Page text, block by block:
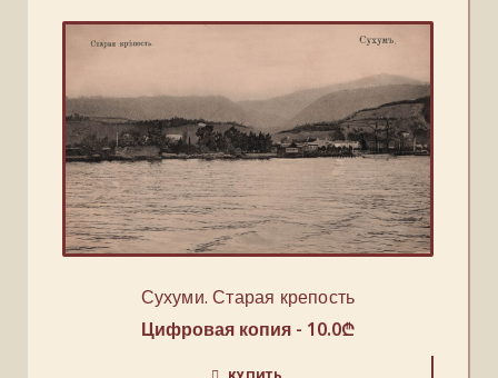
Сухуми. Старая крепость
Цифровая копия - 10.0₾